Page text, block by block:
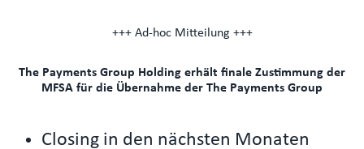
+++ Ad-hoc Mitteilung +++
The Payments Group Holding erhält finale Zustimmung der
MFSA für die Übernahme der The Payments Group
Closing in den nächsten Monaten